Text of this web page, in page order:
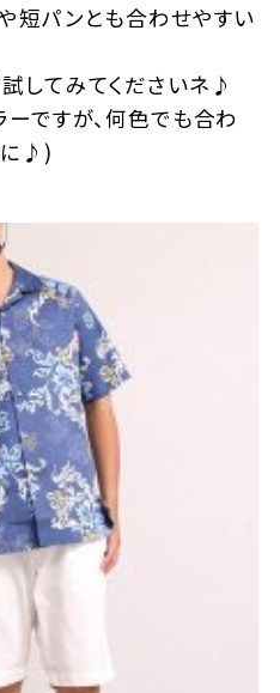
短パンとも合わせやすい
してみてくださいネ♪
ですが、何色でも合わ
に♪)